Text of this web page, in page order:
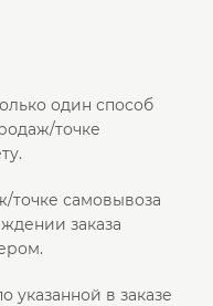
один способ
точке
самовывоза
заказа
указанной в заказе